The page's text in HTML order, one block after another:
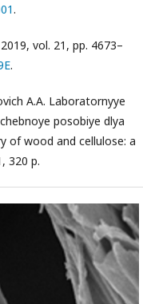
.
vol. 21, pp. 4673–
.
A.A. Laboratornyye
posobiye dlya
of wood and cellulose: a
320 p.